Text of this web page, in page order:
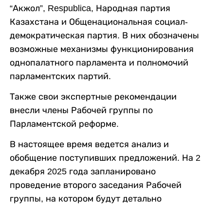
“Акжол”, Respublica, Народная партия
Казахстана и Общенациональная социал-
демократическая партия. В них обозначены
возможные механизмы функционирования
однопалатного парламента и полномочий
парламентских партий.
Также свои экспертные рекомендации
внесли члены Рабочей группы по
Парламентской реформе.
В настоящее время ведется анализ и
обобщение поступивших предложений. На 2
декабря 2025 года запланировано
проведение второго заседания Рабочей
группы, на котором будут детально